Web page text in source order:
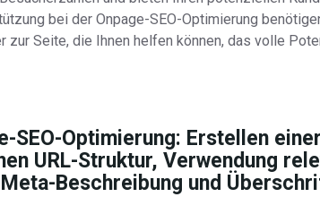
bei der Onpage-SEO-Optimierung
Seite, die Ihnen helfen können, das volle
SEO-Optimierung: Erstellen einer
URL-Struktur, Verwendung
Beschreibung und